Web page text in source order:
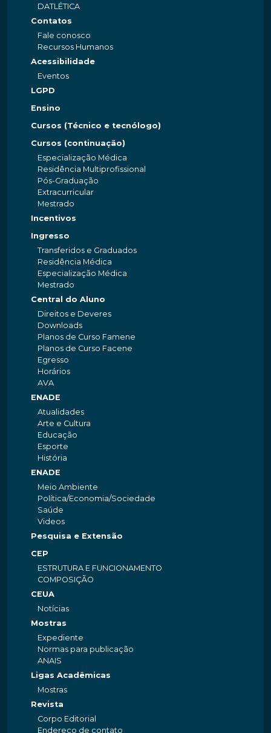
DATLÉTICA
Contatos
Fale conosco
Recursos Humanos
Acessibilidade
Eventos
LGPD
Ensino
Cursos (Técnico e tecnólogo)
Cursos (continuação)
Especialização Médica
Residência Multiprofissional
Pós-Graduação
Extracurricular
Mestrado
Incentivos
Ingresso
Transferidos e Graduados
Residência Médica
Especialização Médica
Mestrado
Central do Aluno
Direitos e Deveres
Downloads
Planos de Curso Famene
Planos de Curso Facene
Egresso
Horários
AVA
ENADE
Atualidades
Arte e Cultura
Educação
Esporte
História
ENADE
Meio Ambiente
Política/Economia/Sociedade
Saúde
Videos
Pesquisa e Extensão
CEP
ESTRUTURA E FUNCIONAMENTO
COMPOSIÇÃO
CEUA
Notícias
Mostras
Expediente
Normas para publicação
ANAIS
Ligas Acadêmicas
Mostras
Revista
Corpo Editorial
Endereço de contato